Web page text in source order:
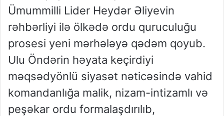
Ümummilli Lider Heydər Əliyevin
rəhbərliyi ilə ölkədə ordu quruculuğu
prosesi yeni mərhələyə qədəm qoyub.
Ulu Öndərin həyata keçirdiyi
məqsədyönlü siyasət nəticəsində vahid
komandanlığa malik, nizam-intizamlı və
peşəkar ordu formalaşdırılıb,